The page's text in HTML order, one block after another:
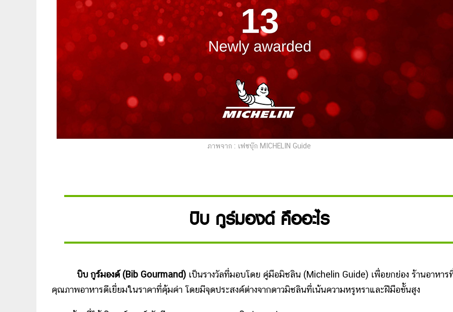
ภาพจาก : เฟซบุ๊ก MICHELIN Guide
บิบ กูร์มองด์ คืออะไร
บิบ กูร์มองด์ (Bib Gourmand) เป็นรางวัลที่มอบโดย คู่มือมิชลิน (Michelin Guide) เพื่อยกย่อง ร้านอาหาร
คุณภาพอาหารดีเยี่ยมในราคาที่คุ้มค่า โดยมีจุดประสงค์ต่างจากดาวมิชลินที่เน้นความหรูหราและฝีมือขั้นสูง